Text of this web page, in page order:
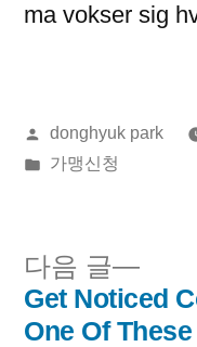
ma vokser sig
올
린
donghyuk park
게
가맹신청
글
다음 글
다
음
글:
Get Noticed
One Of